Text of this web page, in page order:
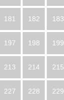
181 182 183
197 198 199
213 214 215
227 228 229